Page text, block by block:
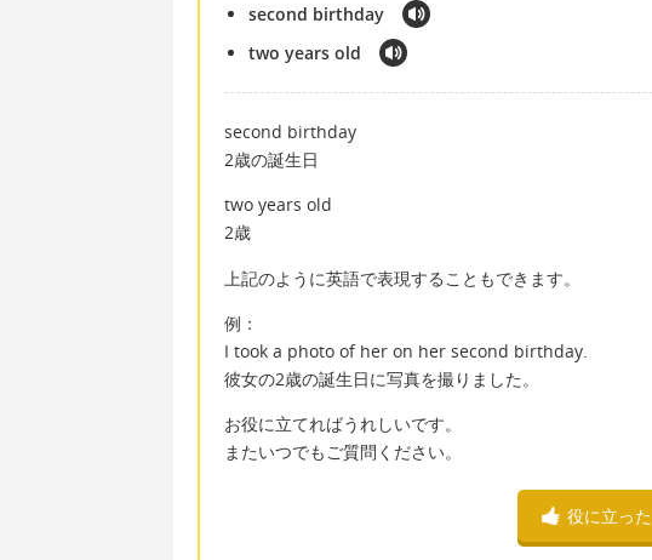
second birthday
two years old
second birthday
2歳の誕生日
two years old
2歳
上記のように英語で表現することもできます。
例：
I took a photo of her on her second birthday.
彼女の2歳の誕生日に写真を撮りました。
お役に立てればうれしいです。
またいつでもご質問ください。
役に立った